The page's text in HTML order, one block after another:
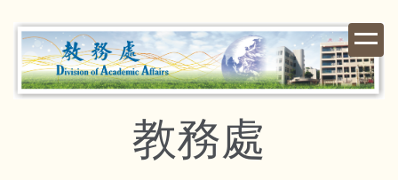
到
要
內
教務處